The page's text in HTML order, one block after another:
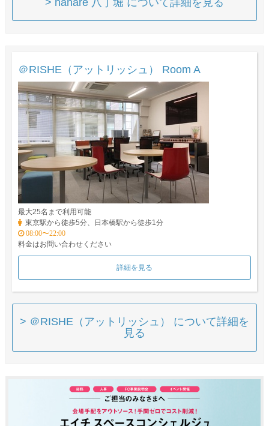
> hanare 八丁堀 について詳細を見る
＠RISHE（アットリッシュ） Room A
最大25名まで利用可能
東京駅から徒歩5分、日本橋駅から徒歩1分
08:00〜22:00
料金はお問い合わせください
詳細を見る
> ＠RISHE（アットリッシュ） について詳細を
見る